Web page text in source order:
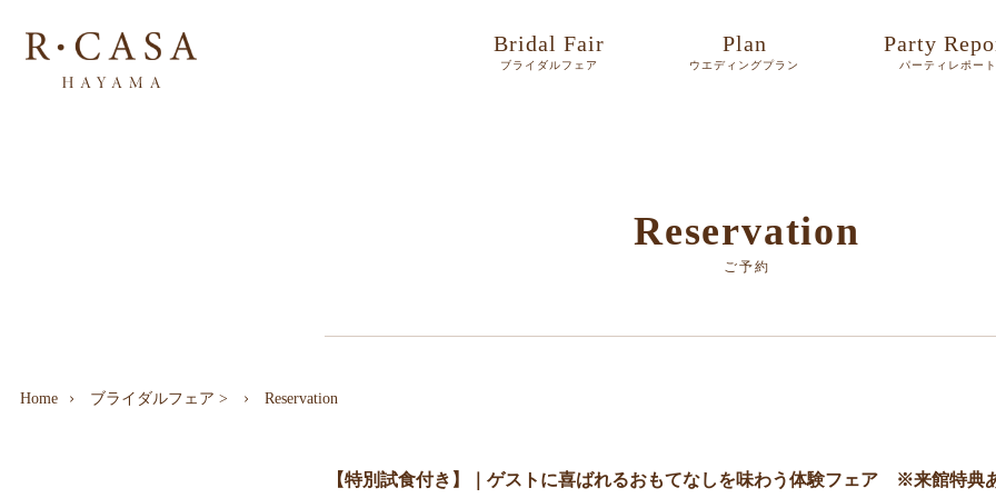
Bridal Fair
ブライダルフェア
Plan
ウエディングプラン
Party
パーティレポート
Reservation
ご予約
Home ブライダルフェア > Reservation